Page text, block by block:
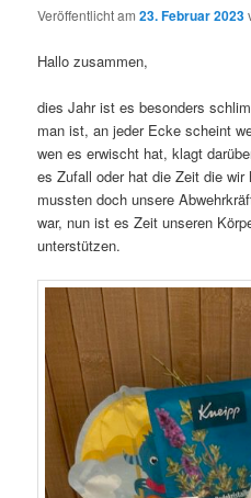
Veröffentlicht am23. Februar 2023
Hallo zusammen,
dies Jahr ist es besonders
man ist, an jeder Ecke scheint
wen es erwischt hat, klagt
es Zufall oder hat die Zeit die wir
mussten doch unsere
war, nun ist es Zeit unseren
unterstützen.